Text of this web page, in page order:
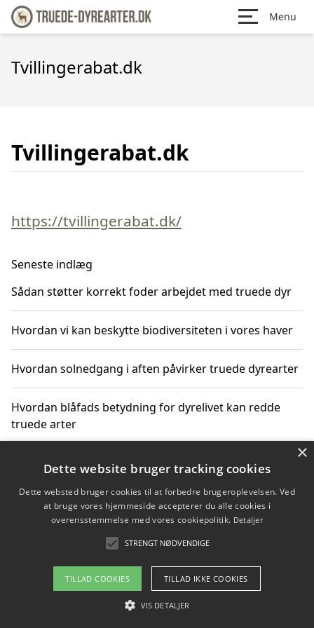
Menu
Tvillingerabat.dk
Tvillingerabat.dk
https://tvillingerabat.dk/
Seneste indlæg
Sådan støtter korrekt foder arbejdet med truede dyr
Hvordan vi kan beskytte biodiversiteten i vores haver
Hvordan solnedgang i aften påvirker truede dyrearter
Hvordan blåfads betydning for dyrelivet kan redde
truede arter
Hvordan kan gaver til unge voksne støtte bevarelsen
Copyright 2026 - Pilanto Aps
Om / kontakt
Blog Betingelser
×
Dette website bruger tracking cookies
Dette websted bruger cookies til at forbedre brugeroplevelsen. Ved
at bruge vores hjemmeside accepterer du alle cookies i
overensstemmelse med vores cookiepolitik. Detaljer
STRENGT NØDVENDIGE
TILLAD COOKIES TILLAD IKKE COOKIES
VIS DETALJER